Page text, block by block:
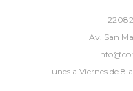
Av. San
Lunes a Viernes de 8